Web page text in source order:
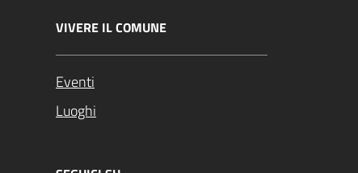
VIVERE IL COMUNE
Eventi
Luoghi